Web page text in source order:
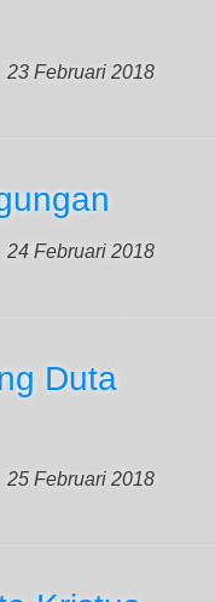
23 Februari 2018
24 Februari 2018
Duta
25 Februari 2018